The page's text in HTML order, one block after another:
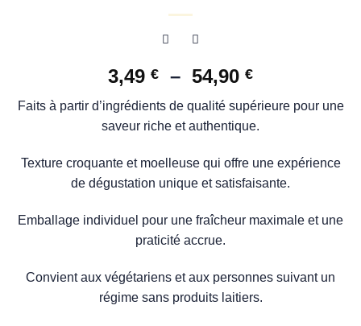
3,49 € – 54,90 €Plage
de
prix :
3,49 €
54,90 €
Faits à partir d’ingrédients de qualité supérieure pour une
saveur riche et authentique.
Texture croquante et moelleuse qui offre une expérience
de dégustation unique et satisfaisante.
Emballage individuel pour une fraîcheur maximale et une
praticité accrue.
Convient aux végétariens et aux personnes suivant un
régime sans produits laitiers.